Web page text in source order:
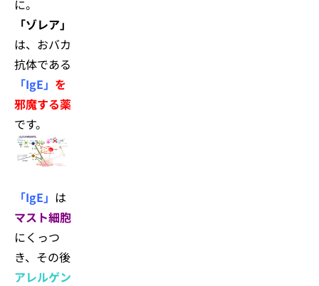
に。
「ゾレア」
は、おバカ
抗体である
「IgE」 を
邪魔する薬
です。
「IgE」 は
マスト細胞
にくっつ
き、その後
アレルゲン